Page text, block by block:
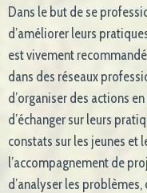
Dans le but de se
d’améliorer leurs
est vivement
dans des réseaux
d’organiser des actions
d’échanger sur leurs
constats sur les jeunes et
l’accompagnement de
d’analyser les